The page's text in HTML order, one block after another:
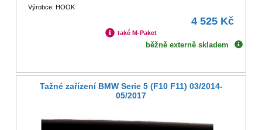
Výrobce: HOOK
4 525 Kč
také M-Paket
běžně externě skladem
Tažné zařízení BMW Serie 5 (F10 F11) 03/2014-
05/2017